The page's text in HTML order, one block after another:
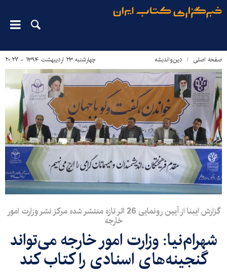
صفحه اصلی دین‌واندیشه چهارشنبه ۲۳ اردیبهشت ۱۳۹۴ - ۲۰:۲۷
گزارش ایبنا از آیین رونمایی 26 اثر تازه‌ منتشر شده‌ مرکز نشر وزارت امور
خارجه
شهرام‌نیا: وزارت امور خارجه می‌تواند
گنجینه‌های اسنادی‌ را کتاب کند